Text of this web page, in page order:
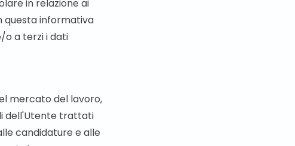
in relazione ai
questa informativa
o a terzi i dati
mercato del lavoro,
dell'Utente trattati
candidature e alle